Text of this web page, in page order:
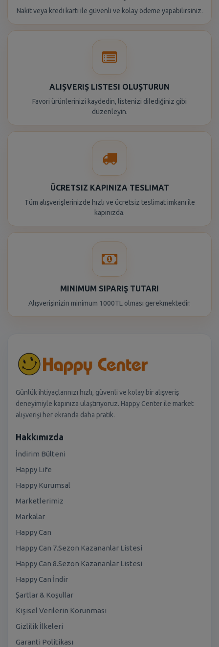
Nakit veya kredi kartı ile güvenli ve kolay ödeme yapabilirsiniz.
ALIŞVERIŞ LISTESI OLUŞTURUN
Favori ürünlerinizi kaydedin, listenizi dilediğiniz gibi
düzenleyin.
ÜCRETSIZ KAPINIZA TESLIMAT
Tüm alışverişlerinizde hızlı ve ücretsiz teslimat imkanı ile
kapınızda.
MINIMUM SIPARIŞ TUTARI
Alışverişinizin minimum 1000TL olması gerekmektedir.
Günlük ihtiyaçlarınızı hızlı, güvenli ve kolay bir alışveriş
deneyimiyle kapınıza ulaştırıyoruz. Happy Center ile market
alışverişi her ekranda daha pratik.
Hakkımızda
İndirim Bülteni
Happy Life
Happy Kurumsal
Marketlerimiz
Markalar
Happy Can
Happy Can 7.Sezon Kazananlar Listesi
Happy Can 8.Sezon Kazananlar Listesi
Happy Can İndir
Şartlar & Koşullar
Kişisel Verilerin Korunması
Gizlilik İlkeleri
Garanti Politikası